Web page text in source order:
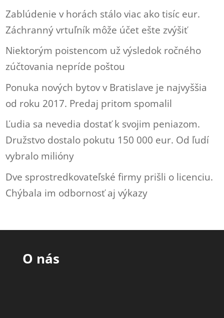
Zablúdenie v horách stálo viac ako tisíc eur.
Záchranný vrtuľník môže účet ešte zvýšiť
Niektorým poistencom už výsledok ročného
zúčtovania nepríde poštou
Ponuka nových bytov v Bratislave je najvyššia
od roku 2017. Predaj pritom spomalil
Ľudia sa nevedia dostať k svojim peniazom.
Družstvo dostalo pokutu 150 000 eur. Od ľudí
vybralo milióny
Dve sprostredkovateľské firmy prišli o licenciu.
Chýbala im odbornosť aj výkazy
O nás